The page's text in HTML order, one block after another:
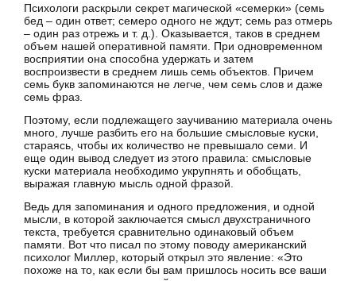
Психологи раскрыли секрет магической «семерки» (семь
бед – один ответ; семеро одного не ждут; семь раз отмерь
– один раз отрежь и т. д.). Оказывается, таков в среднем
объем нашей оперативной памяти. При одновременном
восприятии она способна удержать и затем
воспроизвести в среднем лишь семь объектов. Причем
семь букв запоминаются не легче, чем семь слов и даже
семь фраз.
Поэтому, если подлежащего заучиванию материала очень
много, лучше разбить его на большие смысловые куски,
стараясь, чтобы их количество не превышало семи. И
еще один вывод следует из этого правила: смысловые
куски материала необходимо укрупнять и обобщать,
выражая главную мысль одной фразой.
Ведь для запоминания и одного предложения, и одной
мысли, в которой заключается смысл двухстраничного
текста, требуется сравнительно одинаковый объем
памяти. Вот что писал по этому поводу американский
психолог Миллер, который открыл это явление: «Это
похоже на то, как если бы вам пришлось носить все ваши